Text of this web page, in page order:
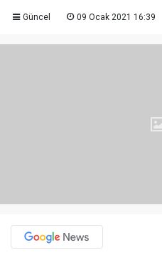
Güncel 09 Ocak 2021 16:39